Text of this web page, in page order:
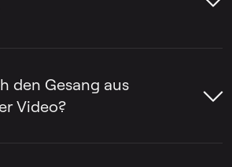
aus einem Song
Gesang von der
den Gesang aus
Video?